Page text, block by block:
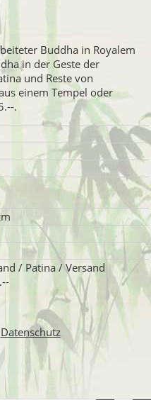
Buddha in Royalem
in der Geste der
und Reste von
einem Tempel oder
.
/ Patina / Versand
Datenschutz